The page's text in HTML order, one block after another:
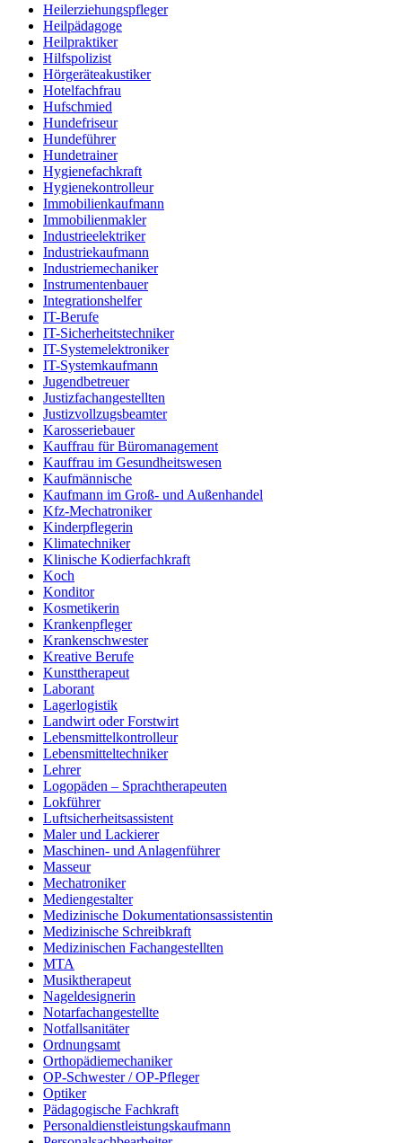
Heilerziehungspfleger
Heilpädagoge
Heilpraktiker
Hilfspolizist
Hörgeräteakustiker
Hotelfachfrau
Hufschmied
Hundefriseur
Hundeführer
Hundetrainer
Hygienefachkraft
Hygienekontrolleur
Immobilienkaufmann
Immobilienmakler
Industrieelektriker
Industriekaufmann
Industriemechaniker
Instrumentenbauer
Integrationshelfer
IT-Berufe
IT-Sicherheitstechniker
IT-Systemelektroniker
IT-Systemkaufmann
Jugendbetreuer
Justizfachangestellten
Justizvollzugsbeamter
Karosseriebauer
Kauffrau für Büromanagement
Kauffrau im Gesundheitswesen
Kaufmännische
Kaufmann im Groß- und Außenhandel
Kfz-Mechatroniker
Kinderpflegerin
Klimatechniker
Klinische Kodierfachkraft
Koch
Konditor
Kosmetikerin
Krankenpfleger
Krankenschwester
Kreative Berufe
Kunsttherapeut
Laborant
Lagerlogistik
Landwirt oder Forstwirt
Lebensmittelkontrolleur
Lebensmitteltechniker
Lehrer
Logopäden – Sprachtherapeuten
Lokführer
Luftsicherheitsassistent
Maler und Lackierer
Maschinen- und Anlagenführer
Masseur
Mechatroniker
Mediengestalter
Medizinische Dokumentationsassistentin
Medizinische Schreibkraft
Medizinischen Fachangestellten
MTA
Musiktherapeut
Nageldesignerin
Notarfachangestellte
Notfallsanitäter
Ordnungsamt
Orthopädiemechaniker
OP-Schwester / OP-Pfleger
Optiker
Pädagogische Fachkraft
Personaldienstleistungskaufmann